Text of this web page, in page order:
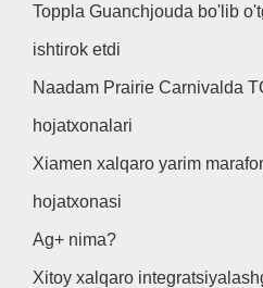
Toppla Guanchjouda bo'lib
ishtirok etdi
Naadam Prairie Carnivalda
hojatxonalari
Xiamen xalqaro yarim
hojatxonasi
Ag+ nima?
Xitoy xalqaro